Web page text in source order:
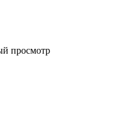
просмотр